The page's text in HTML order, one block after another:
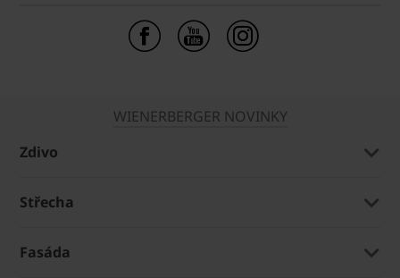
WIENERBERGER NOVINKY
Zdivo
Střecha
Fasáda